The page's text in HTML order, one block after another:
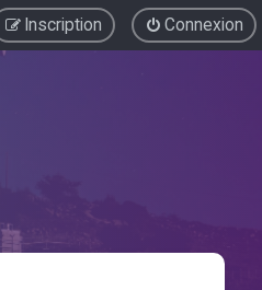
Connexion
Inscription